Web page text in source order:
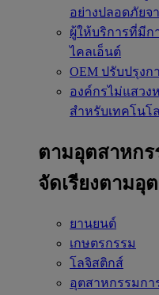
อย่างปลอดภัยจ
ผู้ให้บริการที่มีก
ไคลเอ็นต์
OEM ปรับปรุงก
องค์กรไม่แสวง
สำหรับเทคโนโล
ตามอุตสาหกร
จัดเรียงตามอุ
ยานยนต์
เกษตรกรรม
โลจิสติกส์
อุตสาหกรรมกา